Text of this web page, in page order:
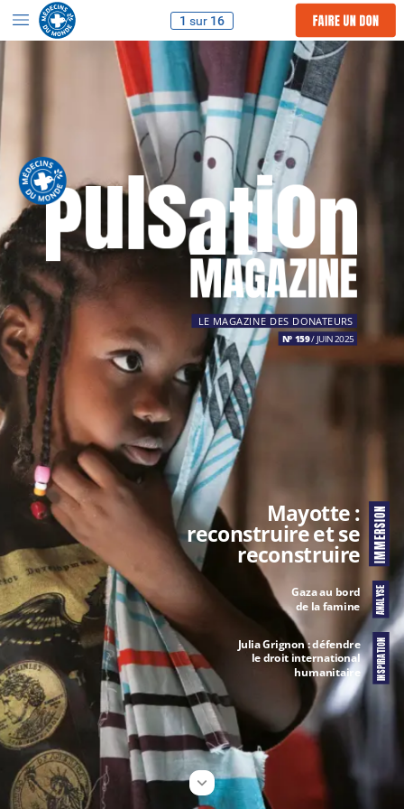
1 sur 16
Mayotte:
reconstruireetse
reconstruire
JuliaGrignon :défendre
ledroitinternational
humanitaire
Gazaau bord
de lafamine
IMMERSION
ANALYSE
INSPIRATION
LE MAGAZINE DES DONATEURS
N° 159/ JUIN2025